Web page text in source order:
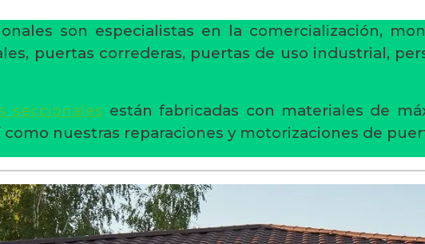
son especialistas en la comercialización,
puertas correderas, puertas de uso industrial,
seccionales están fabricadas con materiales de
como nuestras reparaciones y motorizaciones de